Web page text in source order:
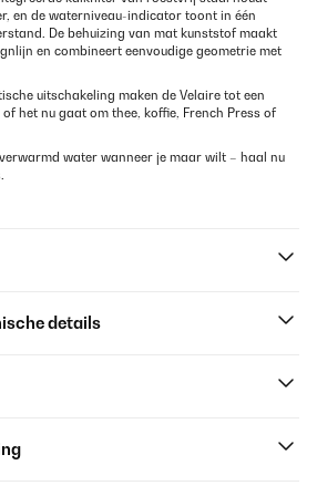
en de waterniveau-indicator toont in één
De behuizing van mat kunststof maakt
en combineert eenvoudige geometrie met
uitschakeling maken de Velaire tot een
het nu gaat om thee, koffie, French Press of
water wanneer je maar wilt – haal nu
details